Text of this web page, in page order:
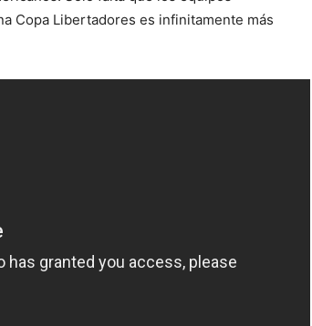
Copa Libertadores es infinitamente más